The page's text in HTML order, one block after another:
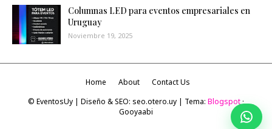
Columnas LED para eventos empresariales en
Uruguay
Noviembre 19, 2025
Home About
Contact Us
© EventosUy | Diseño & SEO: seo.otero.uy | Tema: Blogspot·
Gooyaabi